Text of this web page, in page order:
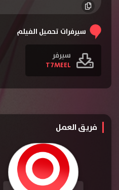
سيرفرات تحميل الفيلم
سيرفر
T7MEEL
فريق العمل